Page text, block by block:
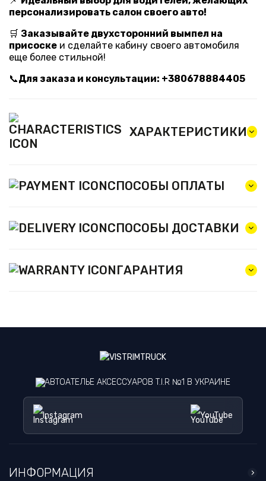
персонализировать салон своего авто!
🛒 Заказывайте двухсторонний вымпел на
присоске и сделайте кабину своего автомобиля
еще более стильной!
📞Для заказа и консультации: +380678884405
ХАРАКТЕРИСТИКИ
СПОСОБЫ ОПЛАТЫ
СПОСОБЫ ДОСТАВКИ
ГАРАНТИЯ
АВТОАТЕЛЬЕ АКСЕССУАРОВ T.I.R №1 В УКРАИНЕ
Instagram YouTube
ИНФОРМАЦИЯ